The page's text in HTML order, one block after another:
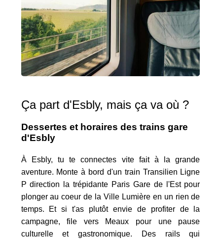
Ça part d'Esbly, mais ça va où ?
Dessertes et horaires des trains gare
d'Esbly
À Esbly, tu te connectes vite fait à la grande
aventure. Monte à bord d'un train Transilien Ligne
P direction la trépidante Paris Gare de l'Est pour
plonger au coeur de la Ville Lumière en un rien de
temps. Et si t'as plutôt envie de profiter de la
campagne, file vers Meaux pour une pause
culturelle et gastronomique. Des rails qui